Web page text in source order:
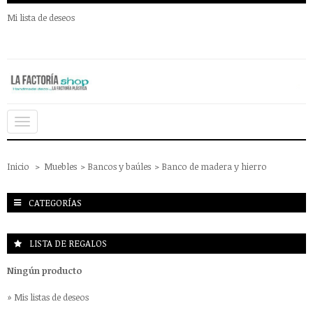
Mi lista de deseos
Navegación
Inicio > Muebles > Bancos y baúles > Banco de madera y hierro
CATEGORÍAS
LISTA DE REGALOS
Ningún producto
» Mis listas de deseos